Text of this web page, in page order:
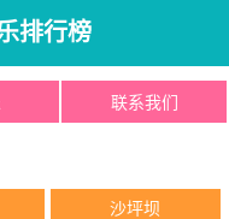
排行榜
联系我们
沙坪坝